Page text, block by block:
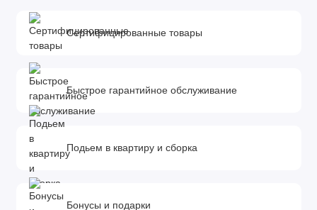
Сертифицированные товары
Быстрое гарантийное обслуживание
Подьем в квартиру и сборка
Бонусы и подарки